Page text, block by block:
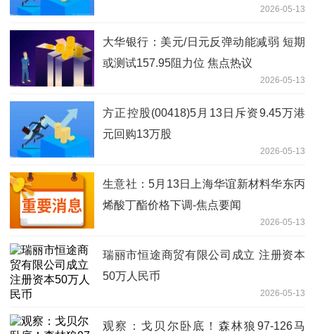
2026-05-13
大华银行：美元/日元反弹动能减弱 短期
或测试157.95阻力位 焦点热议
2026-05-13
方正控股(00418)5月13日斥资9.45万港
元回购13万股
2026-05-13
生意社：5月13日上海华谊新材料华东丙
烯酸丁酯价格下调-焦点要闻
2026-05-13
瑞丽市恒途商贸有限公司成立 注册资本
50万人民币
2026-05-13
观察：戈贝尔卧底！森林狼97-126马